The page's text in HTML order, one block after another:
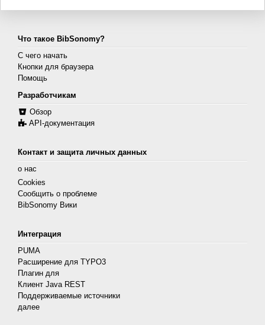
Что такое BibSonomy?
С чего начать
Кнопки для браузера
Помощь
Разработчикам
Обзор
API-документация
Контакт и защита личных данных
о нас
Cookies
Сообщить о проблеме
BibSonomy Вики
Интеграция
PUMA
Расширение для TYPO3
Плагин для
Клиент Java REST
Поддерживаемые источники
далее